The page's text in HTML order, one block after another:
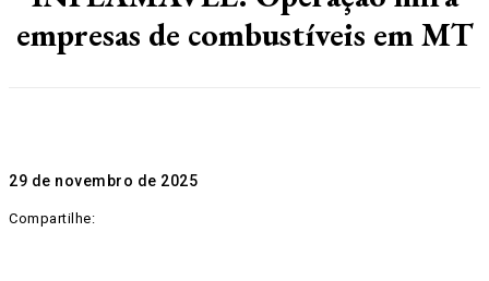
empresas de combustíveis em MT
29 de novembro de 2025
Compartilhe: